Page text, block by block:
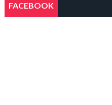
FACEBOOK